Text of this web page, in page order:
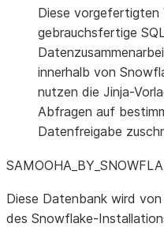
Diese vorgefertigten
gebrauchsfertige
innerhalb von
nutzen die Jinja-
Abfragen auf
Datenfreigabe
SAMOOHA_ BY_
Diese Datenbank wird
des Snowflake-